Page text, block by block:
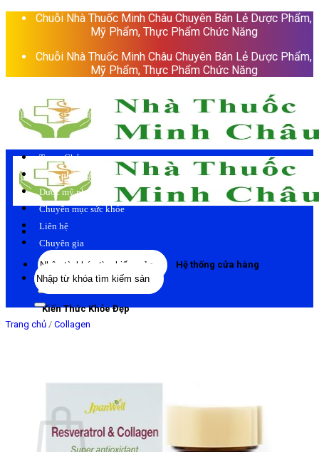
Skip
Chuỗi Nhà Thuốc Minh Châu Chuyên Bán Lẻ Dược Phẩm,
Mỹ Phẩm, Thực Phẩm Chức Năng
Chuỗi Nhà Thuốc Minh Châu Chuyên Bán Lẻ Dược Phẩm,
Mỹ Phẩm, Thực Phẩm Chức Năng
Tìm
kiếm:
Hệ thống cửa hàng
Kiến Thức Khỏe Đẹp
Trang Chủ
Thực phẩm chức năng
Dược mỹ phẩm
Chuyên mục sức khỏe
Liên hệ
Chuyên gia
Tìm
kiếm:
Trang chủ / Collagen